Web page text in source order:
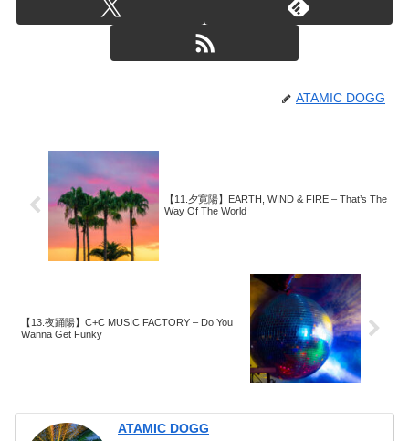
ATAMIC DOGG
【11.夕寛陽】EARTH, WIND & FIRE – That’s The
Way Of The World
【13.夜踊陽】C+C MUSIC FACTORY – Do You
Wanna Get Funky
ATAMIC DOGG